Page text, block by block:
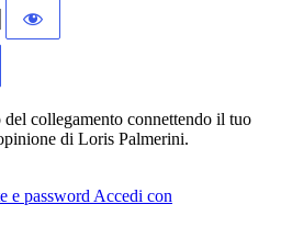
collegamento connettendo il tuo
di Loris Palmerini.
e password Accedi con